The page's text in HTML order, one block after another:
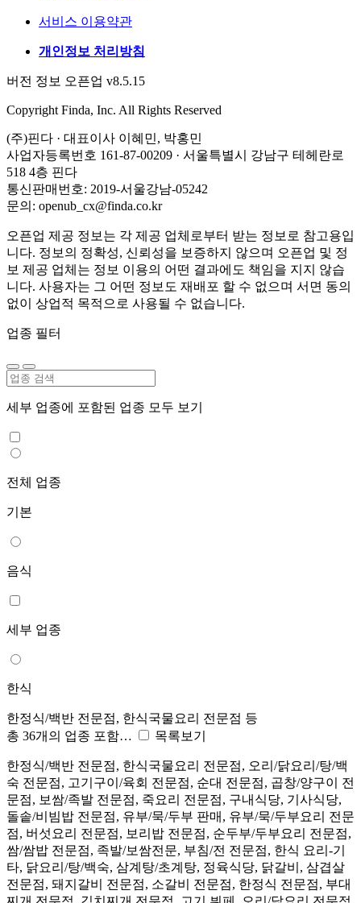
서비스 이용약관
개인정보 처리방침
버전 정보 오픈업 v8.5.15
Copyright Finda, Inc. All Rights Reserved
(주)핀다 · 대표이사 이혜민, 박홍민
사업자등록번호 161-87-00209 · 서울특별시 강남구 테헤란로
518 4층 핀다
통신판매번호: 2019-서울강남-05242
문의: openub_cx@finda.co.kr
오픈업 제공 정보는 각 제공 업체로부터 받는 정보로 참고용입
니다. 정보의 정확성, 신뢰성을 보증하지 않으며 오픈업 및 정
보 제공 업체는 정보 이용의 어떤 결과에도 책임을 지지 않습
니다. 사용자는 그 어떤 정보도 재배포 할 수 없으며 서면 동의
없이 상업적 목적으로 사용될 수 없습니다.
업종 필터
세부 업종에 포함된 업종 모두 보기
전체 업종
기본
음식
세부 업종
한식
한정식/백반 전문점, 한식국물요리 전문점 등
총 36개의 업종 포함…
목록보기
한정식/백반 전문점, 한식국물요리 전문점, 오리/닭요리/탕/백
숙 전문점, 고기구이/육회 전문점, 순대 전문점, 곱창/양구이 전
문점, 보쌈/족발 전문점, 죽요리 전문점, 구내식당, 기사식당,
돌솥/비빔밥 전문점, 유부/묵/두부 판매, 유부/묵/두부요리 전문
점, 버섯요리 전문점, 보리밥 전문점, 순두부/두부요리 전문점,
쌈/쌈밥 전문점, 족발/보쌈전문, 부침/전 전문점, 한식 요리-기
타, 닭요리/탕/백숙, 삼계탕/초계탕, 정육식당, 닭갈비, 삼겹살
전문점, 돼지갈비 전문점, 소갈비 전문점, 한정식 전문점, 부대